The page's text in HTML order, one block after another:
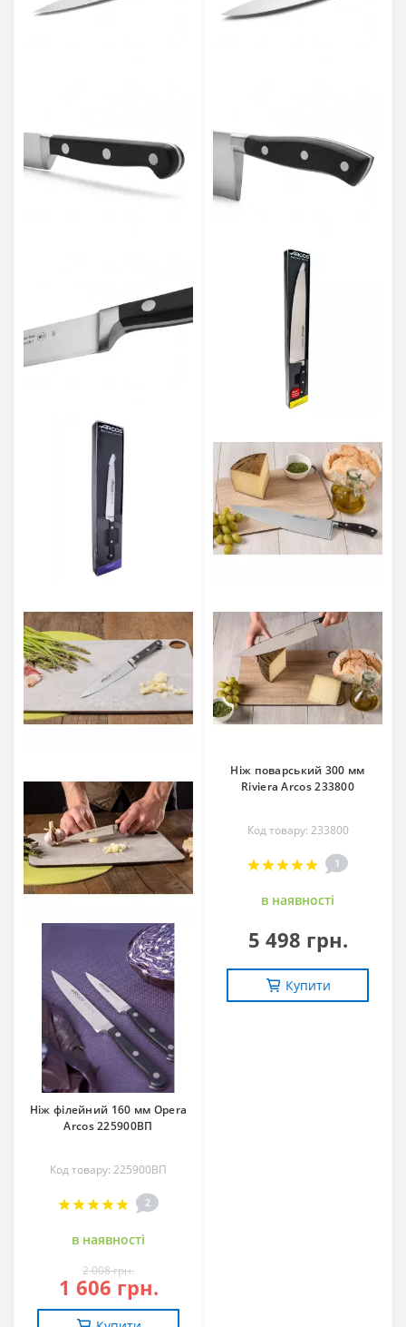
Ніж філейний 160 мм Opera
Arcos 225900ВП
Код товару: 225900ВП
2
в наявностi
2 008 грн.
1 606 грн.
Ніж поварський 300 мм
Riviera Arcos 233800
Код товару: 233800
1
в наявностi
5 498 грн.
Купити